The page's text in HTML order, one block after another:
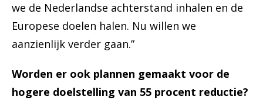
we de Nederlandse achterstand inhalen en de
Europese doelen halen. Nu willen we
aanzienlijk verder gaan.”
Worden er ook plannen gemaakt voor de
hogere doelstelling van 55 procent reductie?